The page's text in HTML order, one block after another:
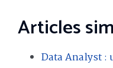
Articles
Data Analyst :